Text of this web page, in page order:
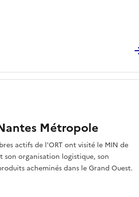
Métropole
actifs de l'ORT ont visité le MIN de
organisation logistique, son
acheminés dans le Grand Ouest.